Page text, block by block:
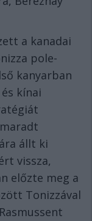
a kanadai
pole-
kanyarban
kínai
állt ki
vissza,
előzte meg a
Tonizzával